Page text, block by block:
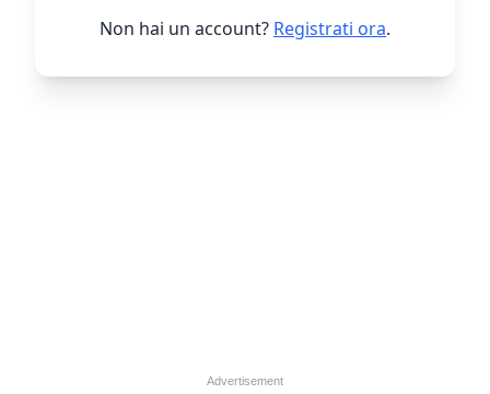
Non hai un account? Registrati ora.